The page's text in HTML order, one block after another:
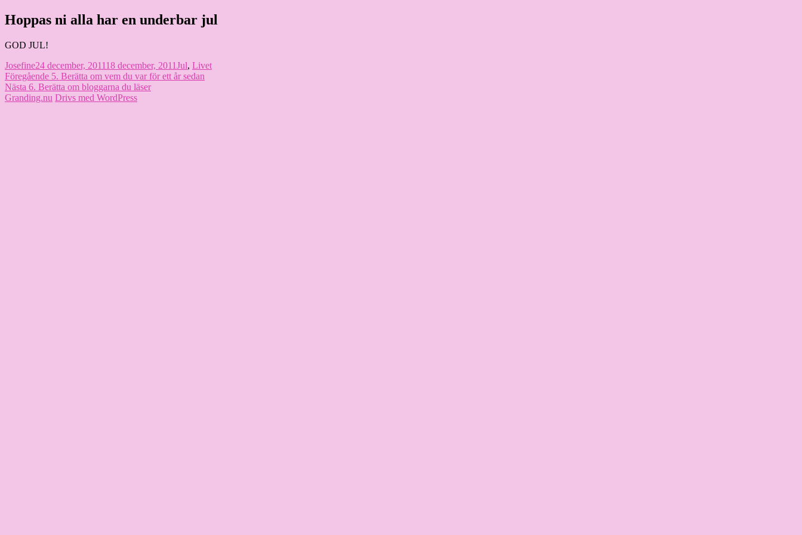
Hoppa
till
Granding.nu
Hoppas ni alla har en underbar jul
GOD JUL!
Författare
JosefinePublicerat
den
24 december, 201118 december, 2011 Kategorier
Jul, Livet
Inläggsnavigering
Föregående Föregående
inlägg:
5. Berätta om vem du var för ett år sedan
Nästa Nästa
inlägg:
6. Berätta om bloggarna du läser
Granding.nu Drivs med WordPress